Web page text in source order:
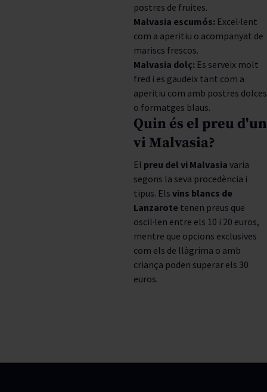
postres de fruites.
Malvasia escumós: Excel·lent
com a aperitiu o acompanyat de
mariscs frescos.
Malvasia dolç: Es serveix molt
fred i es gaudeix tant com a
aperitiu com amb postres dolces
o formatges blaus.
Quin és el preu d'un
vi Malvasia?
El preu del vi Malvasia varia
segons la seva procedència i
tipus. Els vins blancs de
Lanzarote tenen preus que
oscil·len entre els 10 i 20 euros,
mentre que opcions exclusives
com els de llàgrima o amb
criança poden superar els 30
euros.